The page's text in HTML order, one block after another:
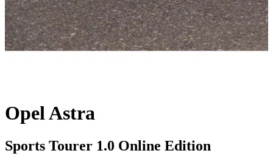
Opel Astra
Sports Tourer 1.0 Online Edition